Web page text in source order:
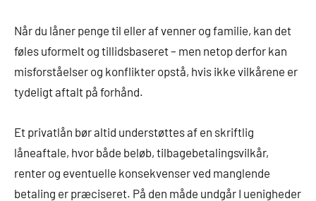
Når du låner penge til eller af venner og familie, kan det
føles uformelt og tillidsbaseret – men netop derfor kan
misforståelser og konflikter opstå, hvis ikke vilkårene er
tydeligt aftalt på forhånd.
Et privatlån bør altid understøttes af en skriftlig
låneaftale, hvor både beløb, tilbagebetalingsvilkår,
renter og eventuelle konsekvenser ved manglende
betaling er præciseret. På den måde undgår I uenigheder